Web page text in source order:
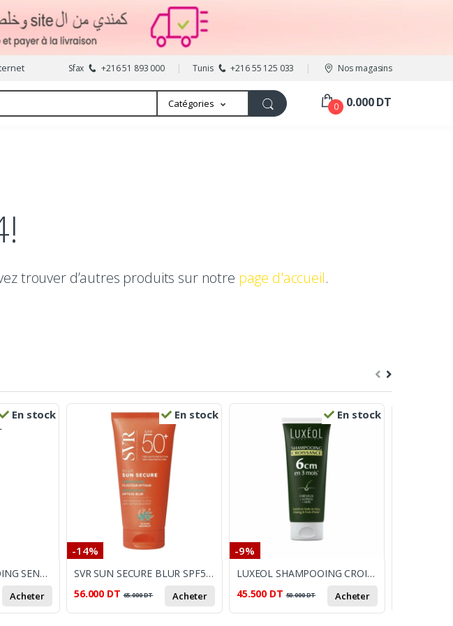
Sfax +216 51 893 000 Tunis +216 55 125 033 Nos magasins
Catégories 0 0.000 DT
trouver d’autres produits sur notre page d'accueil.
En stock
DUCRAY SHAMPOOING SENSINOL NC 200ML
Acheter
En stock
-14%
SVR SUN SECURE BLUR SPF50+ 50ML
56.000 DT 65.000DT Acheter
En stock
-9%
LUXEOL SHAMPOOING CROISSANCE 200ML
45.500 DT 50.000DT Acheter